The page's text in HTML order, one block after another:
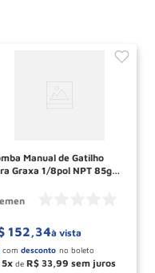
Manual de Gatilho
Graxa 1/8pol NPT 85g
152,34à vista
5 de R$ 33 99